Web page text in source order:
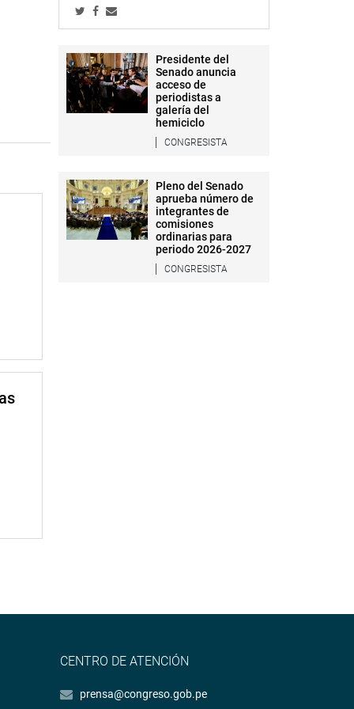
Presidente del
Senado anuncia
acceso de
periodistas a
galería del
hemiciclo
CONGRESISTA
Pleno del Senado
aprueba número de
integrantes de
comisiones
ordinarias para
periodo 2026-2027
CONGRESISTA
CENTRO DE ATENCIÓN
prensa@congreso.gob.pe